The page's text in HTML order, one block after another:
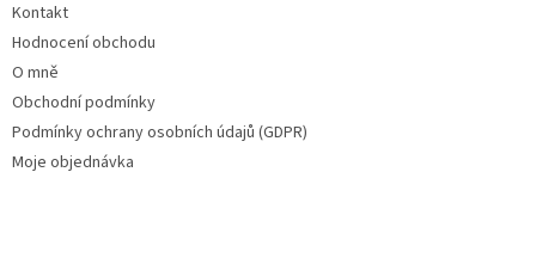
Kontakt
Hodnocení obchodu
O mně
Obchodní podmínky
Podmínky ochrany osobních údajů (GDPR)
Moje objednávka